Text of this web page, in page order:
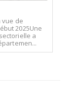
vue de
2025Une
a